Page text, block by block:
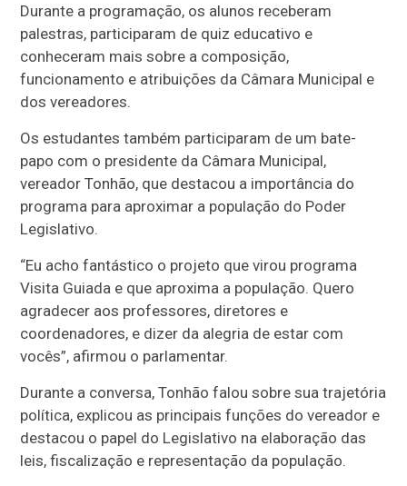
Durante a programação, os alunos receberam
palestras, participaram de quiz educativo e
conheceram mais sobre a composição,
funcionamento e atribuições da Câmara Municipal e
dos vereadores.
Os estudantes também participaram de um bate-
papo com o presidente da Câmara Municipal,
vereador Tonhão, que destacou a importância do
programa para aproximar a população do Poder
Legislativo.
“Eu acho fantástico o projeto que virou programa
Visita Guiada e que aproxima a população. Quero
agradecer aos professores, diretores e
coordenadores, e dizer da alegria de estar com
vocês”, afirmou o parlamentar.
Durante a conversa, Tonhão falou sobre sua trajetória
política, explicou as principais funções do vereador e
destacou o papel do Legislativo na elaboração das
leis, fiscalização e representação da população.